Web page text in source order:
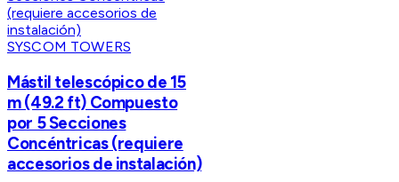
SYSCOM TOWERS
Mástil telescópico de 15
m (49.2 ft) Compuesto
por 5 Secciones
Concéntricas (requiere
accesorios de instalación)